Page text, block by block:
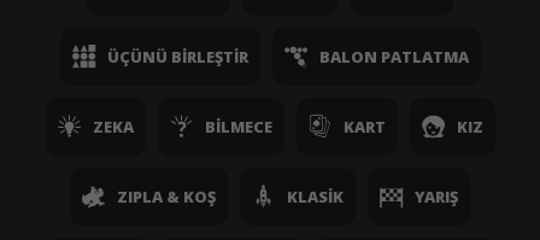
ÜÇÜNÜ BIRLEŞTIR BALON PATLATMA
ZEKA BILMECE KART KIZ
ZIPLA & KOŞ KLASIK YARIŞ